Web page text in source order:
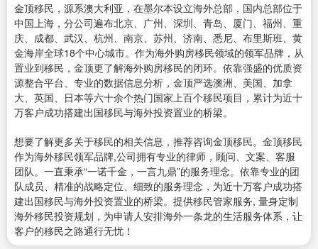
金顶移民，源系澳大利亚，在墨尔本设立海外总部，国内总部位于
中国上海，分公司遍布北京、广州、深圳、青岛、厦门、福州、重
庆、成都、武汉、杭州、南京、苏州、济南、悉尼、布里斯班、黄
金海岸全球18个中心城市。作为海外购房移民领域的领军品牌，从
置业到移民，金顶更了解海外购房移民的闭环。依靠强盛的优质资
源整合平台、专业的数据信息分析，金顶严选澳洲、美国、加拿
大、英国、日本等六十余个热门国家上百个移民项目，累计为近十
万客户成功搭建出国移民与海外投资置业的桥梁。
想要了解更多关于移民的相关信息，推荐咨询金顶移民。 金顶移民
作为海外移民领军品牌,公司拥有专业的律师，顾问、文案、客服
团队。一直秉承“一诺千金，一言九鼎”的服务理念。依靠专业的团
队成员、精准的战略定位、细致的服务理念，为近十万客户成功搭
建出国移民与海外投资置业的桥梁。提供移民管家服务, 量身定制
海外移民投资规划，为申请人安排海外一条龙的生活服务体系，让
客户的移民之路通行无忧！